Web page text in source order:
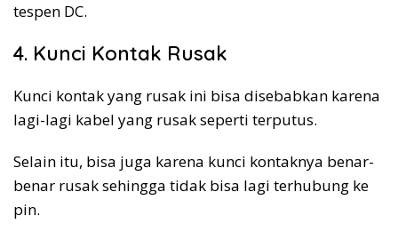
tespen DC.
4. Kunci Kontak Rusak
Kunci kontak yang rusak ini bisa disebabkan karena
lagi-lagi kabel yang rusak seperti terputus.
Selain itu, bisa juga karena kunci kontaknya benar-
benar rusak sehingga tidak bisa lagi terhubung ke
pin.